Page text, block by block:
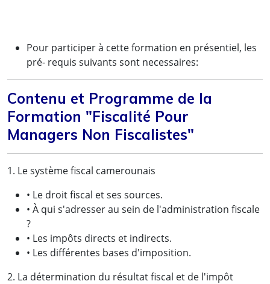
Pour participer à cette formation en présentiel, les
pré- requis suivants sont necessaires:
Contenu et Programme de la
Formation "Fiscalité Pour
Managers Non Fiscalistes"
1. Le système fiscal camerounais
• Le droit fiscal et ses sources.
• À qui s'adresser au sein de l'administration fiscale
?
• Les impôts directs et indirects.
• Les différentes bases d'imposition.
2. La détermination du résultat fiscal et de l'impôt